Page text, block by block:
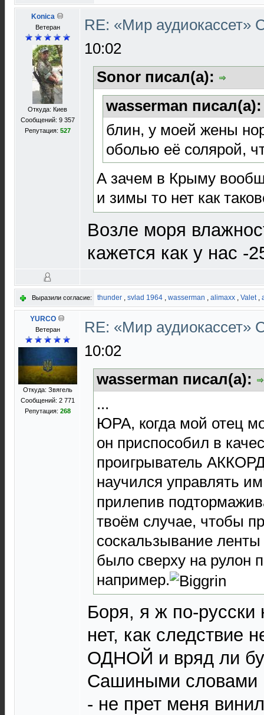
Konica
Ветеран
Откуда: Киев
Сообщений: 9 357
Репутация: 527
RE: «Мир аудиокассет»
10:02
Sonor писал(а):
wasserman
блин, у моей жены
оболью её солярой,
А зачем в Крыму
и зимы то нет как
Возле моря
кажется как у нас -
Выразили согласие: thunder , svlad 1964 , wasserman , alimaxx , Valet,
YURCO
Ветеран
Откуда: Звягель
Сообщений: 2 771
Репутация: 268
RE: «Мир аудиокассет»
10:02
wasserman писал(а):
...
ЮРА, когда мой отец
он приспособил в
проигрыватель
научился управлять
прилепив
твоём случае, чтобы
соскальзывание
было сверху на рулон
например.
Боря, я ж по-русски
нет, как следствие
ОДНОЙ и вряд ли
Сашиными словами
- не прет меня